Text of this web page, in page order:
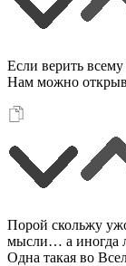
Если верить
Нам можно
Порой скольжу
мысли… а иногда
Одна такая во